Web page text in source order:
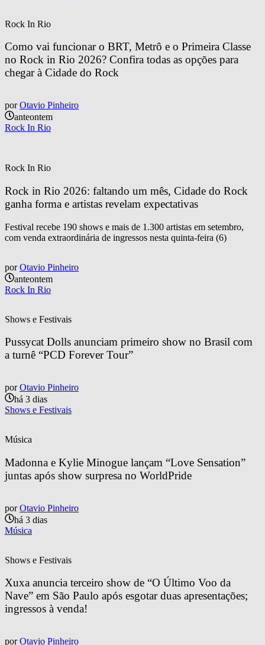
Rock In Rio
Como vai funcionar o BRT, Metrô e o Primeira Classe
no Rock in Rio 2026? Confira todas as opções para
chegar à Cidade do Rock
por Otavio Pinheiro
anteontem
Rock In Rio
Rock In Rio
Rock in Rio 2026: faltando um mês, Cidade do Rock
ganha forma e artistas revelam expectativas
Festival recebe 190 shows e mais de 1.300 artistas em setembro,
com venda extraordinária de ingressos nesta quinta-feira (6)
por Otavio Pinheiro
anteontem
Rock In Rio
Shows e Festivais
Pussycat Dolls anunciam primeiro show no Brasil com
a turnê “PCD Forever Tour”
por Otavio Pinheiro
há 3 dias
Shows e Festivais
Música
Madonna e Kylie Minogue lançam “Love Sensation”
juntas após show surpresa no WorldPride
por Otavio Pinheiro
há 3 dias
Música
Shows e Festivais
Xuxa anuncia terceiro show de “O Último Voo da
Nave” em São Paulo após esgotar duas apresentações;
ingressos à venda!
por Otavio Pinheiro